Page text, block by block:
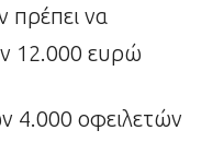
πρέπει να
12.000 ευρώ
4.000 οφειλετών